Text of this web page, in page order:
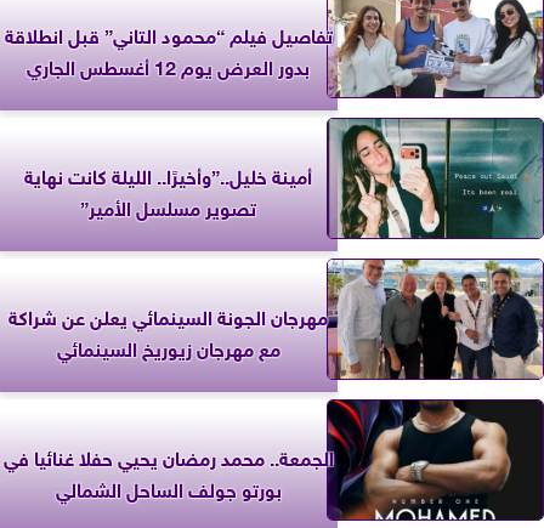
تفاصيل فيلم “محمود التاني” قبل انطلاقة
بدور العرض يوم 12 أغسطس الجاري
أمينة خليل..”وأخيرًا.. الليلة كانت نهاية
تصوير مسلسل الأمير”
مهرجان الجونة السينمائي يعلن عن شراكة
مع مهرجان زيوريخ السينمائي
الجمعة.. محمد رمضان يحيي حفلا غنائيا في
بورتو جولف الساحل الشمالي